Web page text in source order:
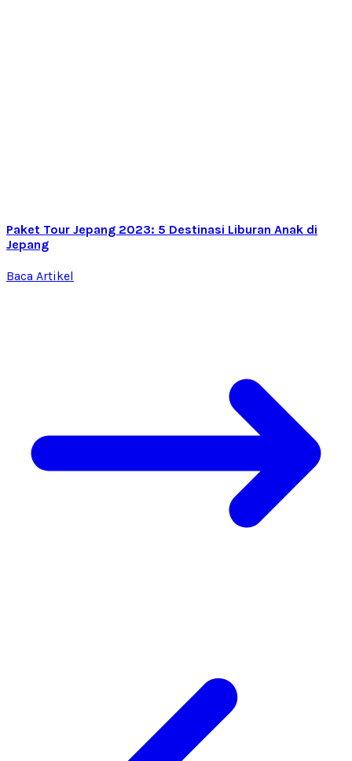
Paket Tour Jepang 2023: 5 Destinasi Liburan Anak di
Jepang
Baca Artikel